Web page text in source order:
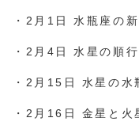
・2月1日 水瓶座の新
・2月4日 水星の順
・2月15日 水星の水
・2月16日 金星と火